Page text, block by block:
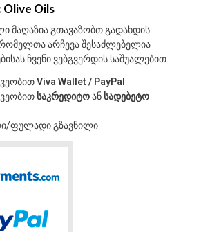
Oils
მაღაზია გთავაზობთ გადახდის
არჩევა შესაძლებელია
ჩვენი ვებგვერდის საშუალებით:
Viva Wallet / PayPal
საკრედიტოან სადებეტო
ფულადი გზავნილი